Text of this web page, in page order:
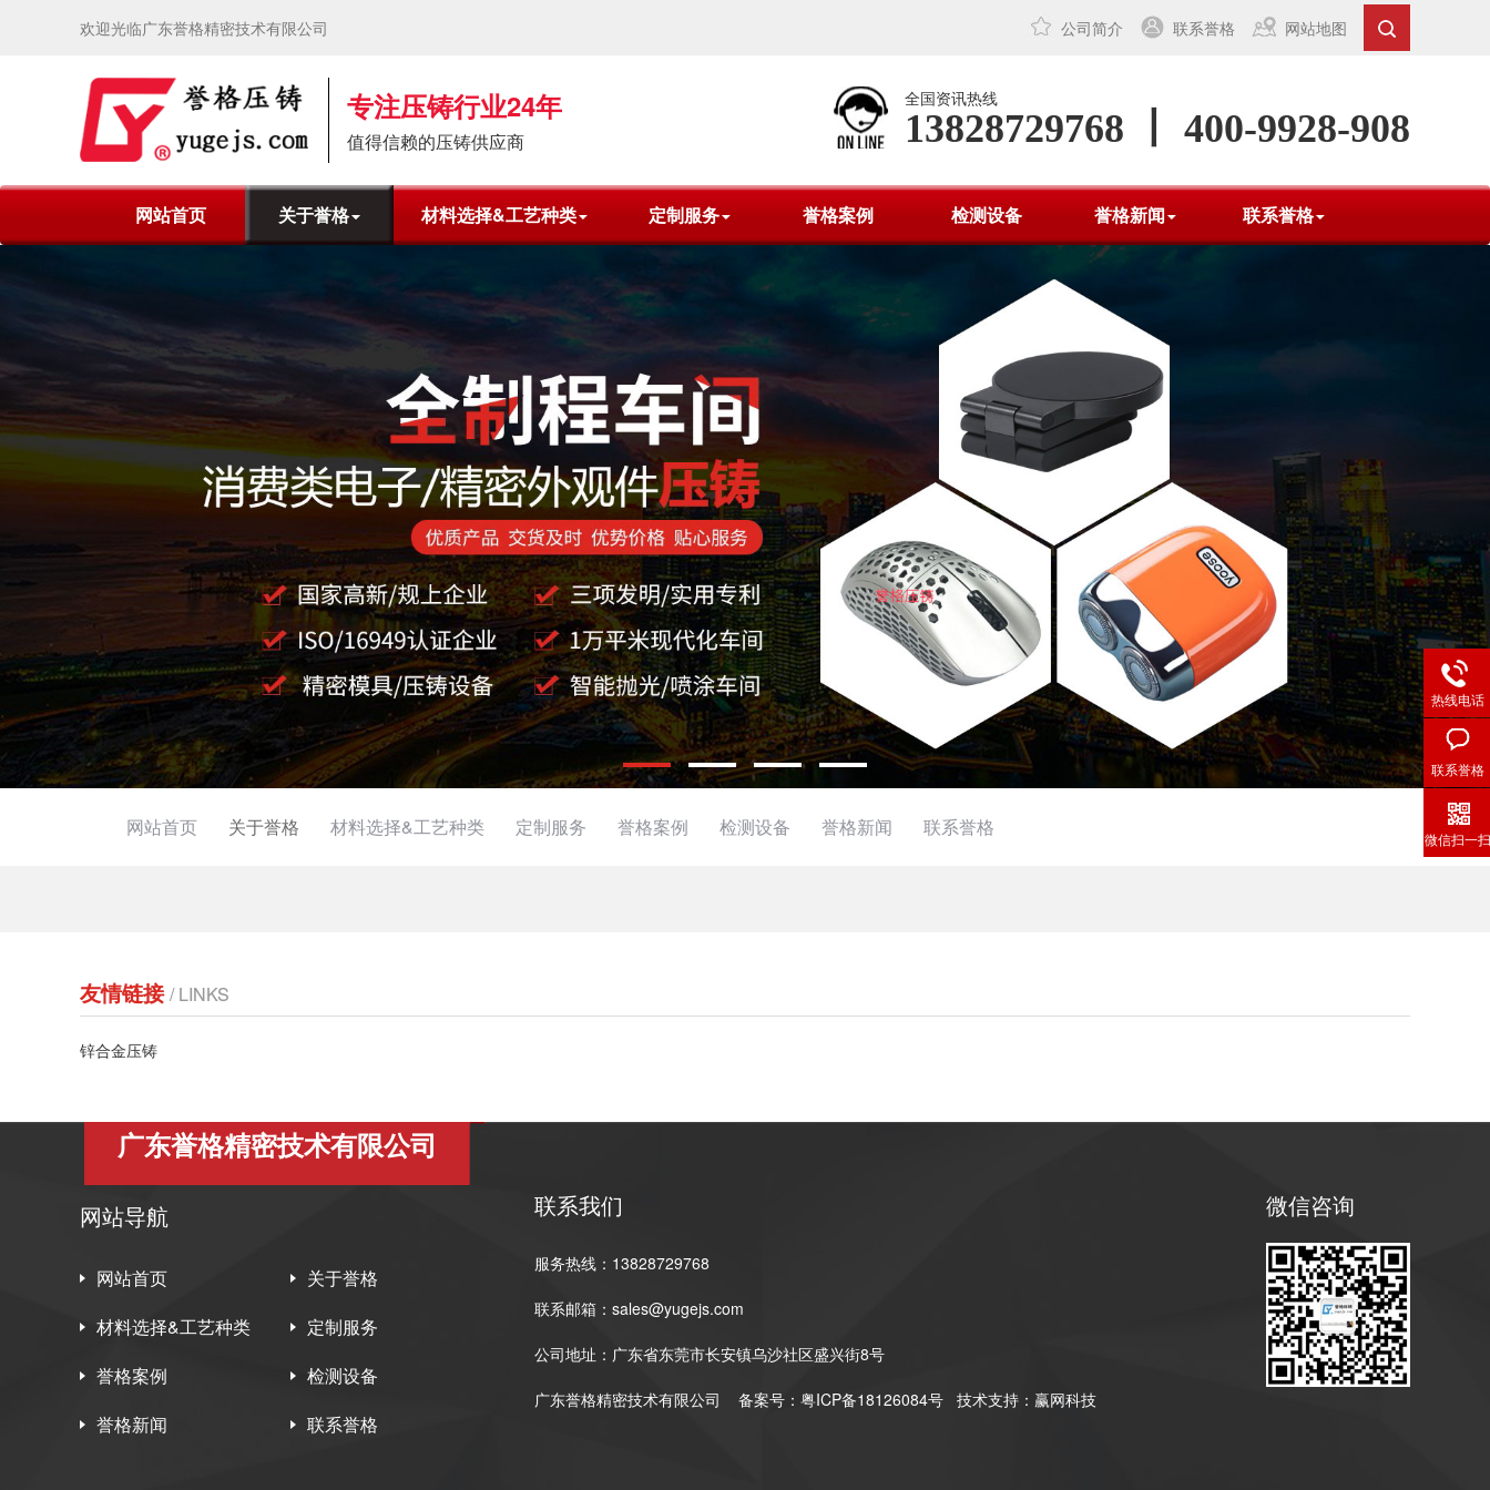
欢迎光临广东誉格精密技术有限公司 公司简介 联系誉格 网站地图
专注压铸行业24年
值得信赖的压铸供应商
全国资讯热线
13828729768 丨 400-9928-908
网站首页 关于誉格 材料选择&工艺种类 定制服务 誉格案例 检测设备 誉格新闻 联系誉格
网站首页 关于誉格 材料选择&工艺种类 定制服务 誉格案例 检测设备 誉格新闻 联系誉格
友情链接/ LINKS
锌合金压铸
广东誉格精密技术有限公司
网站导航
网站首页
关于誉格
材料选择&工艺种类
定制服务
誉格案例
检测设备
誉格新闻
联系誉格
联系我们
服务热线：13828729768
联系邮箱：sales@yugejs.com
公司地址：广东省东莞市长安镇乌沙社区盛兴街8号
广东誉格精密技术有限公司 备案号： 粤ICP备18126084号 技术支持：赢网科技
微信咨询
热线电话
联系誉格
微信扫一扫